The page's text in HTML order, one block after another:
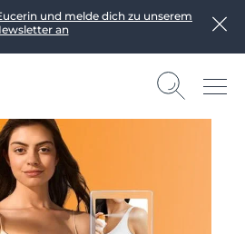
und melde dich zu unserem
an